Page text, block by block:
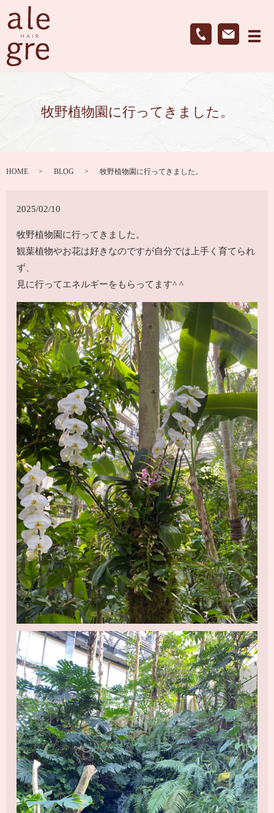
メ
牧野植物園に行ってきました。
HOME BLOG 牧野植物園に行ってきました。
2025/02/10
牧野植物園に行ってきました。
観葉植物やお花は好きなのですが自分では上手く育てられ
ず、
見に行ってエネルギーをもらってます^ ^